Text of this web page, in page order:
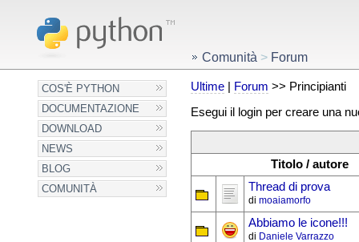
COS'È PYTHON
DOCUMENTAZIONE
DOWNLOAD
NEWS
BLOG
COMUNITÀ
Comunità > Forum
Ultime| Forum >> Principianti
Esegui il login per creare una
Titolo / autore
Thread di prova
di moaiamorfo
Abbiamo le icone!!!
di Daniele Varrazzo